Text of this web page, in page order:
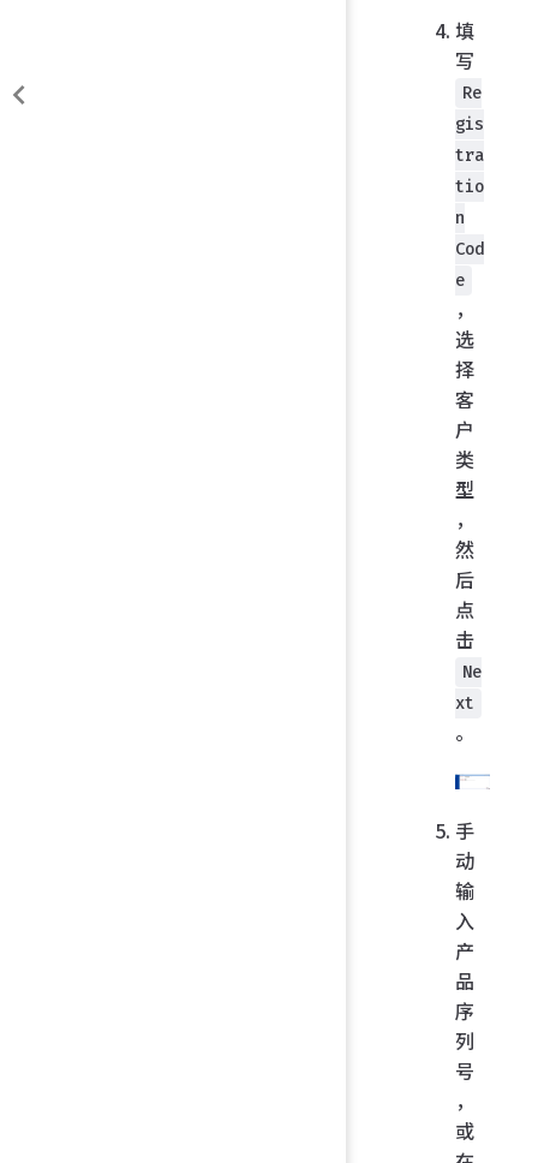
填
写
Re
gis
tra
tio
n
Cod
e
，
选
择
客
户
类
型
，
然
后
点
击
Ne
xt
。
手
动
输
入
产
品
序
列
号
，
或